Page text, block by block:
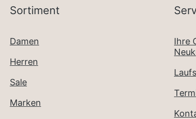
Sortiment
Damen
Herren
Sale
Marken
Ihre